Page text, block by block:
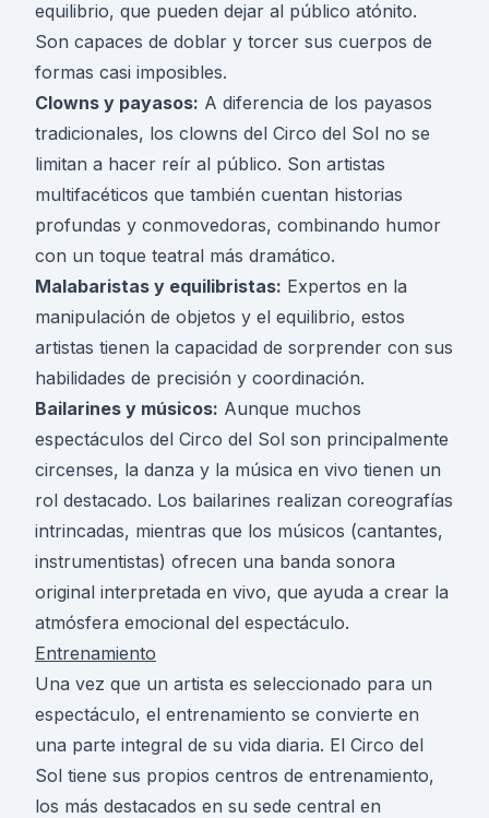
equilibrio, que pueden dejar al público atónito.
Son capaces de doblar y torcer sus cuerpos de
formas casi imposibles.
Clowns y payasos: A diferencia de los payasos
tradicionales, los clowns del Circo del Sol no se
limitan a hacer reír al público. Son artistas
multifacéticos que también cuentan historias
profundas y conmovedoras, combinando humor
con un toque teatral más dramático.
Malabaristas y equilibristas: Expertos en la
manipulación de objetos y el equilibrio, estos
artistas tienen la capacidad de sorprender con sus
habilidades de precisión y coordinación.
Bailarines y músicos: Aunque muchos
espectáculos del Circo del Sol son principalmente
circenses, la danza y la música en vivo tienen un
rol destacado. Los bailarines realizan coreografías
intrincadas, mientras que los músicos (cantantes,
instrumentistas) ofrecen una banda sonora
original interpretada en vivo, que ayuda a crear la
atmósfera emocional del espectáculo.
Entrenamiento
Una vez que un artista es seleccionado para un
espectáculo, el entrenamiento se convierte en
una parte integral de su vida diaria. El Circo del
Sol tiene sus propios centros de entrenamiento,
los más destacados en su sede central en